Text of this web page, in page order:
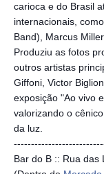
carioca e do Brasil
internacionais,
Band), Marcus
Produziu as fotos
outros artistas
Giffoni, Victor
exposição "Ao vivo
valorizando o
da luz.
--------------------------
Bar do B :: Rua das